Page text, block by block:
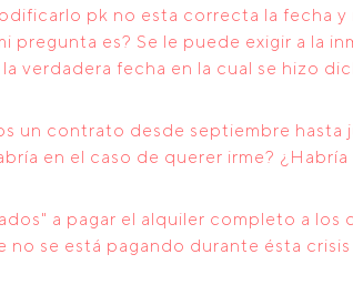
pk no esta correcta la fecha y
es? Se le puede exigir a la
verdadera fecha en la cual se hizo
un contrato desde septiembre hasta
en el caso de querer irme? ¿Habría
a pagar el alquiler completo a los
se está pagando durante ésta crisis